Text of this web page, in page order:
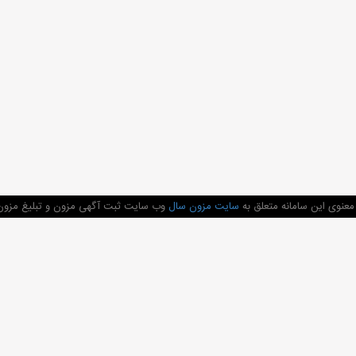
این سامانه متعلق به سایت مزون سالوب سایت ثبت آگهی مزون و تبلیغ